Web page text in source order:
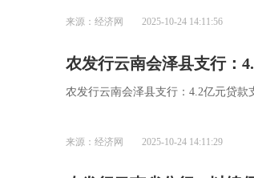
来源：经济网 2025-10-24 14:11:56
农发行云南会泽县支行：
农发行云南会泽县支行：4.2亿元贷款
来源：经济网 2025-10-24 14:11:29